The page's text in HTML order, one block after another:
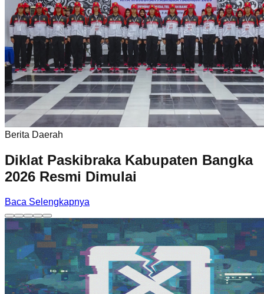
Berita Daerah
Diklat Paskibraka Kabupaten Bangka
2026 Resmi Dimulai
Baca Selengkapnya